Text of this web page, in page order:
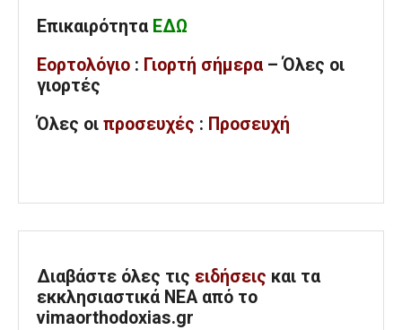
Επικαιρότητα ΕΔΩ
Εορτολόγιο : Γιορτή σήμερα – Όλες οι
γιορτές
Όλες οι προσευχές : Προσευχή
Διαβάστε όλες τις ειδήσεις και τα
εκκλησιαστικά ΝΕΑ από το
vimaorthodoxias.gr